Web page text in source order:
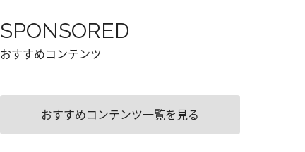
SPONSORED
おすすめコンテンツ
おすすめコンテンツ一覧を見る